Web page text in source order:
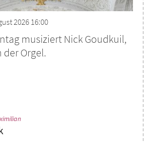
2026 16:00
musiziert Nick Goudkuil,
der Orgel.
: